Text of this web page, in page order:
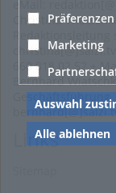
Präferenzen
Marketing
Auswahl
Alle ablehnen
Christina
Redaktionsleitung
660 818 02 52 +
Bernhard
Geschäftsführung
Links